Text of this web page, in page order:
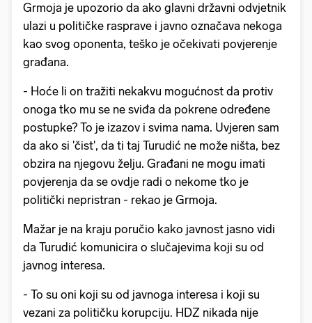
Grmoja je upozorio da ako glavni državni odvjetnik
ulazi u političke rasprave i javno označava nekoga
kao svog oponenta, teško je očekivati povjerenje
građana.
- Hoće li on tražiti nekakvu mogućnost da protiv
onoga tko mu se ne sviđa da pokrene određene
postupke? To je izazov i svima nama. Uvjeren sam
da ako si 'čist', da ti taj Turudić ne može ništa, bez
obzira na njegovu želju. Građani ne mogu imati
povjerenja da se ovdje radi o nekome tko je
politički nepristran - rekao je Grmoja.
Mažar je na kraju poručio kako javnost jasno vidi
da Turudić komunicira o slučajevima koji su od
javnog interesa.
- To su oni koji su od javnoga interesa i koji su
vezani za političku korupciju. HDZ nikada nije